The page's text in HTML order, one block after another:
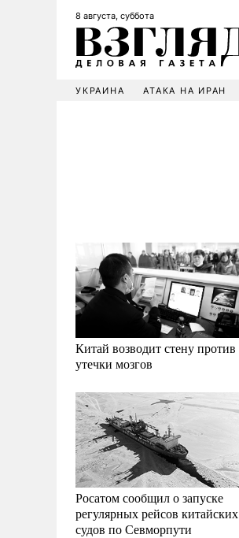
8 августа, суббота
УКРАИНА АТАКА НА ИРАН
Китай возводит стену против
утечки мозгов
Росатом сообщил о запуске
регулярных рейсов китайских
судов по Севморпути